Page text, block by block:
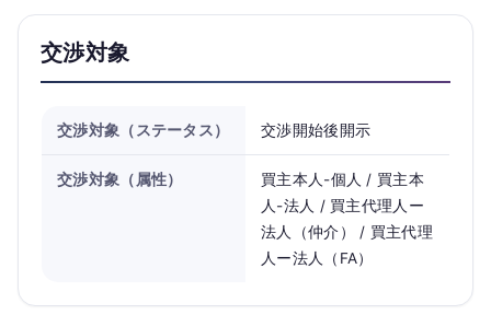
交渉対象
交渉対象（ステータス） 交渉開始後開示
交渉対象（属性）
買主本人-個人 / 買主本
人-法人 / 買主代理人ー
法人（仲介） / 買主代理
人ー法人（FA）